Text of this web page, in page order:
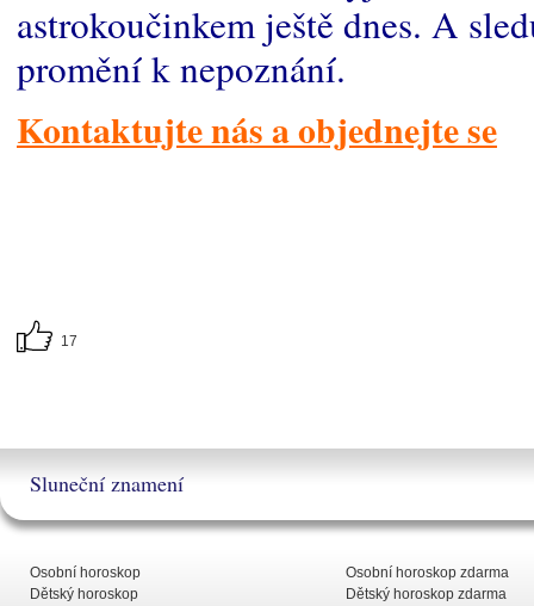
astrokoučinkem ještě dnes. A
promění k nepoznání.
Kontaktujte nás a objednejte se
17
Sluneční znamení
Osobní horoskop
Dětský horoskop
Osobní horoskop zdarma
Dětský horoskop zdarma